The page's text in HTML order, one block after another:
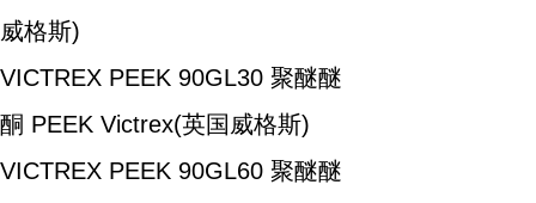
威格斯)
VICTREX PEEK 90GL30 聚醚醚
酮 PEEK Victrex(英国威格斯)
VICTREX PEEK 90GL60 聚醚醚